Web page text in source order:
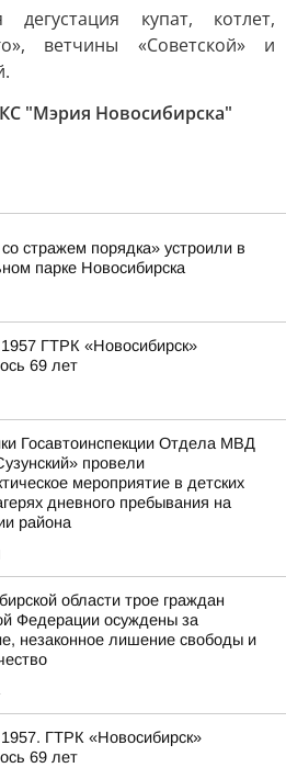
дегустация купат, котлет,
ветчины «Советской» и
"Мэрия Новосибирска"
стражем порядка» устроили в
парке Новосибирска
1957 ГТРК «Новосибирск»
69 лет
Госавтоинспекции Отдела МВД
провели
мероприятие в детских
дневного пребывания на
района
области трое граждан
Федерации осуждены за
незаконное лишение свободы и
1957. ГТРК «Новосибирск»
69 лет